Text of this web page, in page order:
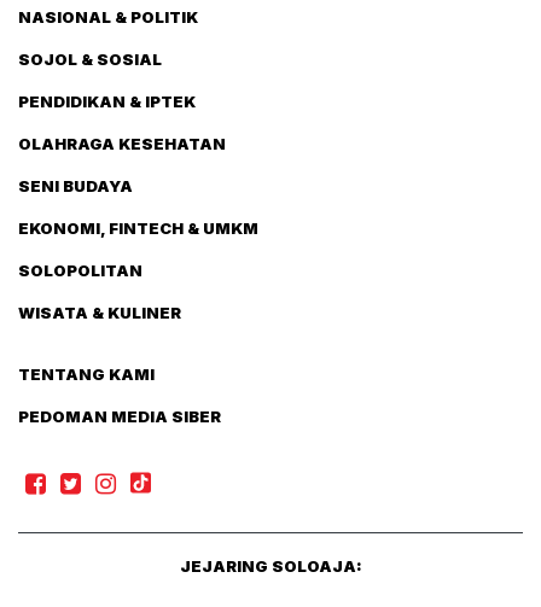
NASIONAL & POLITIK
SOJOL & SOSIAL
PENDIDIKAN & IPTEK
OLAHRAGA KESEHATAN
SENI BUDAYA
EKONOMI, FINTECH & UMKM
SOLOPOLITAN
WISATA & KULINER
TENTANG KAMI
PEDOMAN MEDIA SIBER
JEJARING SOLOAJA: